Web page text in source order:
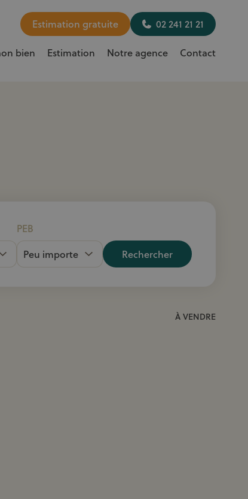
bien Estimation Notre agence Contact
Estimation gratuite 02 241 21 21
PEB
Rechercher
À VENDRE